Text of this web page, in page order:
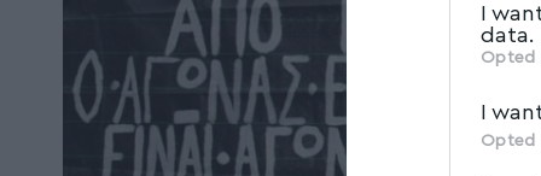
I
data.
Opted
I
Opted